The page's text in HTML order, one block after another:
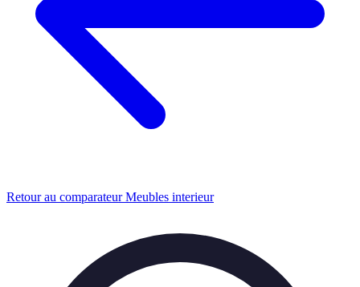
Retour au comparateur Meubles interieur